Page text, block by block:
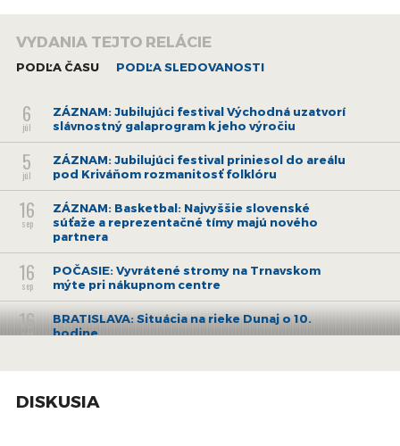
VYDANIA TEJTO RELÁCIE
PODĽA ČASU PODĽA SLEDOVANOSTI
6
júl
ZÁZNAM: Jubilujúci festival Východná uzatvorí
slávnostný galaprogram k jeho výročiu
5
júl
ZÁZNAM: Jubilujúci festival priniesol do areálu
pod Kriváňom rozmanitosť folklóru
16
sep
ZÁZNAM: Basketbal: Najvyššie slovenské
súťaže a reprezentačné tímy majú nového
partnera
16
sep
POČASIE: Vyvrátené stromy na Trnavskom
mýte pri nákupnom centre
16
sep
BRATISLAVA: Situácia na rieke Dunaj o 10.
hodine
15
15
DISKUSIA